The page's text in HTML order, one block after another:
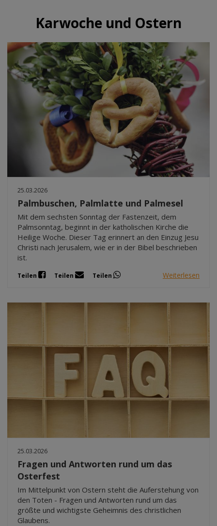
Karwoche und Ostern
25.03.2026
Palmbuschen, Palmlatte und Palmesel
Mit dem sechsten Sonntag der Fastenzeit, dem
Palmsonntag, beginnt in der katholischen Kirche die
Heilige Woche. Dieser Tag erinnert an den Einzug Jesu
Christi nach Jerusalem, wie er in der Bibel beschrieben
ist.
Teilen Teilen Teilen Weiterlesen
25.03.2026
Fragen und Antworten rund um das
Osterfest
Im Mittelpunkt von Ostern steht die Auferstehung von
den Toten - Fragen und Antworten rund um das
größte und wichtigste Geheimnis des christlichen
Glaubens.